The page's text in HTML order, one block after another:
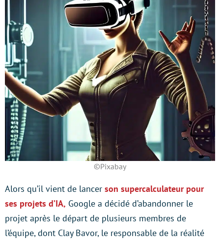
©Pixabay
Alors qu’il vient de lancer son supercalculateur pour
ses projets d’IA, Google a décidé d’abandonner le
projet après le départ de plusieurs membres de
l’équipe, dont Clay Bavor, le responsable de la réalité